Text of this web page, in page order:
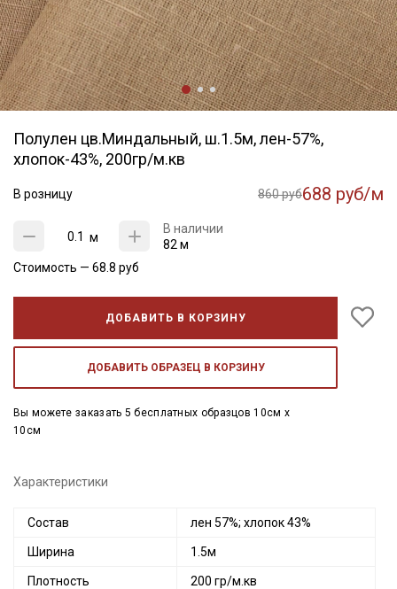
Полулен цв.Миндальный, ш.1.5м, лен-57%,
хлопок-43%, 200гр/м.кв
В розницу 860 руб688 руб/м
м
В наличии
82 м
Стоимость — 68.8 руб
ДОБАВИТЬ В КОРЗИНУ
ДОБАВИТЬ ОБРАЗЕЦ В КОРЗИНУ
Вы можете заказать 5 бесплатных образцов 10см x
10см
Характеристики
Состав лен 57%; хлопок 43%
Ширина 1.5м
Плотность 200 гр/м.кв